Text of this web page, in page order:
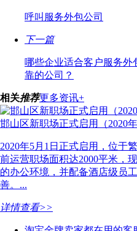
呼叫服务外包公司
下一篇
哪些企业适合客户服务
靠的公司？
相关推荐更多资讯+
邯山区新职场正式启用（2020年
2020年5月1日正式启用，位于
前运营职场面积达2000平米，
的办公环境，并配备酒店级员
善。...
详情查看>>